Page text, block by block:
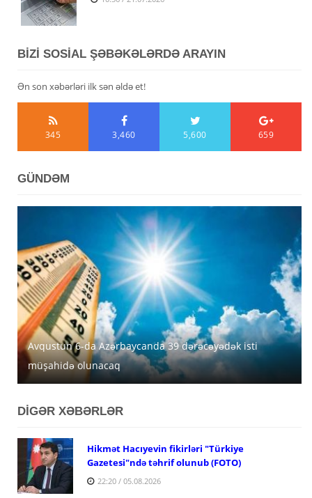
BİZİ SOSİAL ŞƏBƏKƏLƏRDƏ ARAYIN
Ən son xəbərləri ilk sən əldə et!
345 3,460 5,600 659
GÜNDƏM
Avqustun 6-da Azərbaycanda 39 dərəcəyədək isti
müşahidə olunacaq
Azərbaycanda avqustun 5-nə gözlənilən hava şəraiti
açıqlanıb
MİDA Lənkəran, Şirvan və Yevlaxda güzəştli mənzilləri
satışa çıxarır
DİGƏR XƏBƏRLƏR
Hikmət Hacıyevin fikirləri "Türkiye
Gazetesi"ndə təhrif olunub (FOTO)
22:20 / 05.08.2026